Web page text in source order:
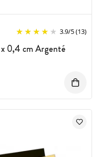
3.9/5(13)
0,4 cm Argenté